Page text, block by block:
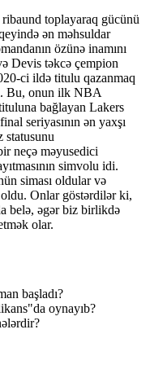
toplayaraq gücünü
ən məhsuldar
özünə inamını
Devis təkcə çempion
ci ildə titulu qazanmaq
Bu, onun ilk NBA
bağlayan Lakers
seriyasının ən yaxşı
statusunu
neçə məyusedici
simvolu idi.
siması oldular və
Onlar göstərdilər ki,
belə, əgər biz birlikdə
olar.
başladı?
oynayıb?